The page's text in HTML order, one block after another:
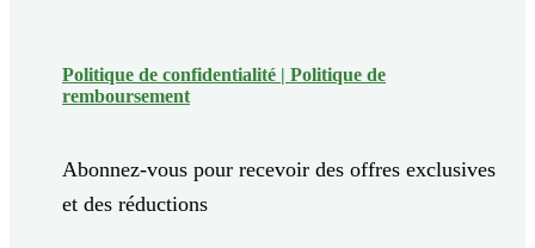
Politique de confidentialité | Politique de
remboursement
Abonnez-vous pour recevoir des offres exclusives
et des réductions